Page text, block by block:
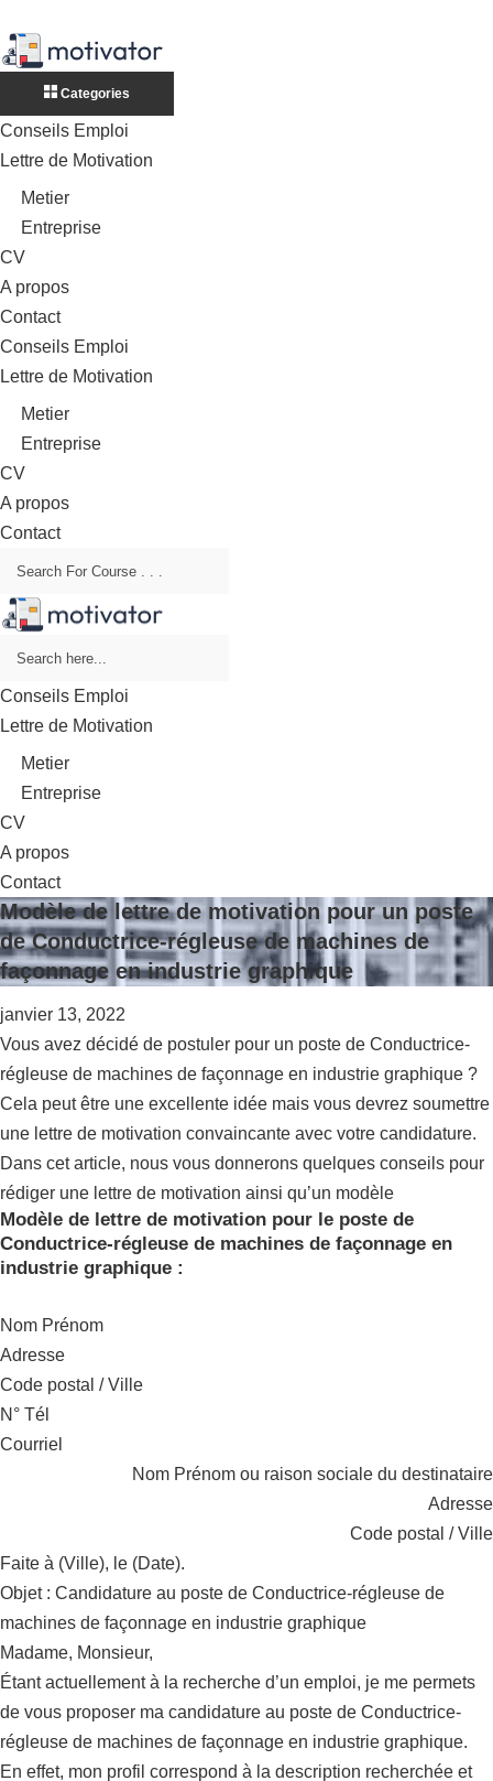
Categories
Conseils Emploi
Lettre de Motivation
Metier
Entreprise
CV
A propos
Contact
Conseils Emploi
Lettre de Motivation
Metier
Entreprise
CV
A propos
Contact
Conseils Emploi
Lettre de Motivation
Metier
Entreprise
CV
A propos
Contact
Modèle de lettre de motivation pour un poste
de Conductrice-régleuse de machines de
façonnage en industrie graphique
janvier 13, 2022
Vous avez décidé de postuler pour un poste de Conductrice-
régleuse de machines de façonnage en industrie graphique ?
Cela peut être une excellente idée mais vous devrez soumettre
une lettre de motivation convaincante avec votre candidature.
Dans cet article, nous vous donnerons quelques conseils pour
rédiger une lettre de motivation ainsi qu’un modèle
Modèle de lettre de motivation pour le poste de
Conductrice-régleuse de machines de façonnage en
industrie graphique :
Nom Prénom
Adresse
Code postal / Ville
N° Tél
Courriel
Nom Prénom ou raison sociale du destinataire
Adresse
Code postal / Ville
Faite à (Ville), le (Date).
Objet : Candidature au poste de Conductrice-régleuse de
machines de façonnage en industrie graphique
Madame, Monsieur,
Étant actuellement à la recherche d’un emploi, je me permets
de vous proposer ma candidature au poste de Conductrice-
régleuse de machines de façonnage en industrie graphique.
En effet, mon profil correspond à la description recherchée et